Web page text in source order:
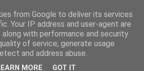
from Google to deliver its services
Your IP address and user-agent are
along with performance and security
of service, generate usage
and address abuse.
MORE GOT IT